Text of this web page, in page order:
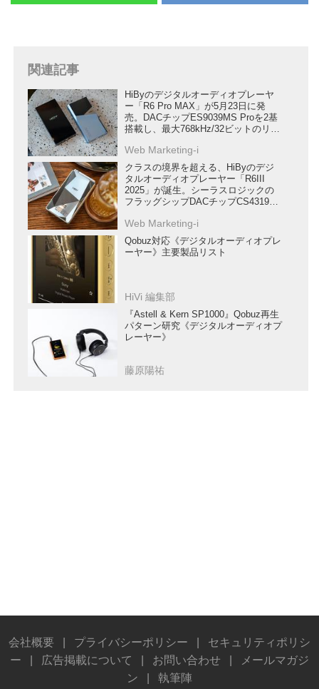
関連記事
HiByのデジタルオーディオプレーヤ
ー「R6 Pro MAX」が5月23日に発
売。DACチップES9039MS Proを2基
搭載し、最大768kHz/32ビットのリニ
Web Marketing-i
クラスの境界を超える、HiByのデジ
タルオーディオプレーヤー「R6III
2025」が誕生。シーラスロジックの
フラッグシップDACチップCS43198
Web Marketing-i
Qobuz対応《デジタルオーディオプレ
ーヤー》主要製品リスト
HiVi 編集部
『Astell & Kern SP1000』Qobuz再生
パターン研究《デジタルオーディオプ
レーヤー》
藤原陽祐
会社概要 プライバシーポリシー
セキュリティポリシ
ー
広告掲載について お問い合わせ
メールマガジ
ン
執筆陣